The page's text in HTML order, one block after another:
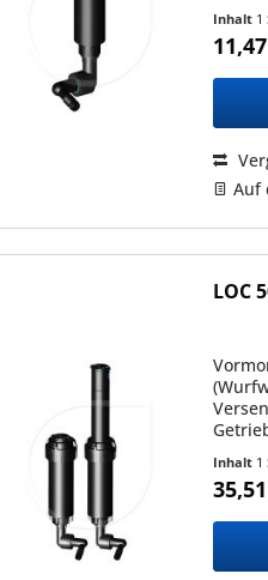
für...
Inhalt 1
Auf
LOC
Inhalt 1